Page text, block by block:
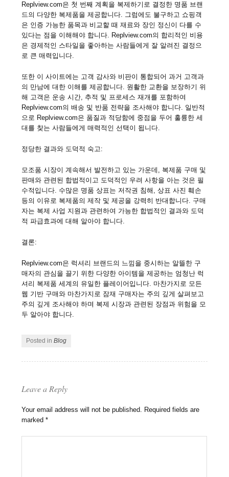
Replview.com은 첫 번째 계획을 복제하기로 결정한 명품 브랜
드의 다양한 복제품을 제공합니다. 그럼에도 불구하고 쇼핑객
은 인증 가능한 품목과 비교할 때 재료와 장인 정신이 다를 수
있다는 점을 이해해야 합니다. Replview.com의 합리적인 비용
은 경제적인 스타일을 좋아하는 사람들에게 잘 알려진 결정으
로 큰 매력입니다.
또한 이 사이트에는 고객 감사와 비판이 통합되어 과거 고객과
의 만남에 대한 이해를 제공합니다. 원활한 교환을 보장하기 위
해 고객은 운송 시간, 추적 및 프로세스 재개를 포함하여
Replview.com의 배송 및 반품 전략을 조사해야 합니다. 일반적
으로 Replview.com은 품질과 적당함에 중점을 두어 훌륭한 세
대를 찾는 사람들에게 매력적인 선택이 됩니다.
정당한 결과와 도덕적 숙고:
모조품 시장이 계속해서 발전하고 있는 가운데, 복제품 구매 및
판매와 관련된 합법적이고 도덕적인 우려 사항을 아는 것은 필
수적입니다. 수많은 명품 상표는 저작권 침해, 상표 사진 훼손
등의 이유로 복제품의 제작 및 제공을 강력히 반대합니다. 구매
자는 복제 사업 지원과 관련하여 가능한 합법적인 결과와 도덕
적 파급효과에 대해 알아야 합니다.
결론:
Replview.com은 럭셔리 브랜드의 느낌을 중시하는 알뜰한 구
매자의 관심을 끌기 위한 다양한 아이템을 제공하는 엄청난 럭
셔리 복제품 세계의 유일한 플레이어입니다. 마찬가지로 모든
웹 기반 구매와 마찬가지로 잠재 구매자는 주의 깊게 살펴보고
주의 깊게 조사해야 하며 복제 시장과 관련된 장점과 위험을 모
두 알아야 합니다.
Posted inBlog
Leave a Reply
Your email address will not be published. Required fields are
marked*